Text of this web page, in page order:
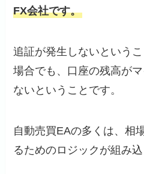
FX会社です。
追証が発生しないという
場合でも、口座の残高が
ないということです。
自動売買EAの多くは、相
るためのロジックが組み込